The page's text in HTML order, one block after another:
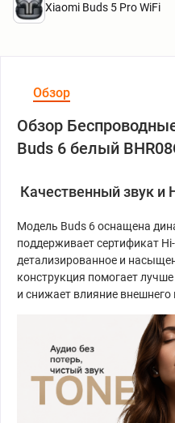
Xiaomi Buds 5 Pro WiFi
Обзор
Обзор
Buds 6 белый
Качественный звук и
Модель Buds 6 оснащена
поддерживает сертификат
детализированное и
конструкция помогает
и снижает влияние